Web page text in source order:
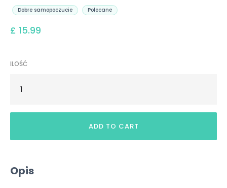
Dobre samopoczucie Polecane
£ 15.99
ILOŚĆ
Opis